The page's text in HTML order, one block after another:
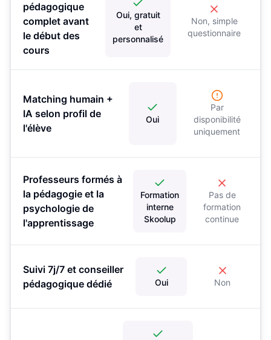
pédagogique
complet avant
le début des
cours
Oui, gratuit
et
personnalisé
Non, simple
questionnaire
Matching humain +
IA selon profil de
l'élève
Oui
Par
disponibilité
uniquement
Professeurs formés à
la pédagogie et la
psychologie de
l'apprentissage
Formation
interne
Skoolup
Pas de
formation
continue
Suivi 7j/7 et conseiller
pédagogique dédié
Oui Non